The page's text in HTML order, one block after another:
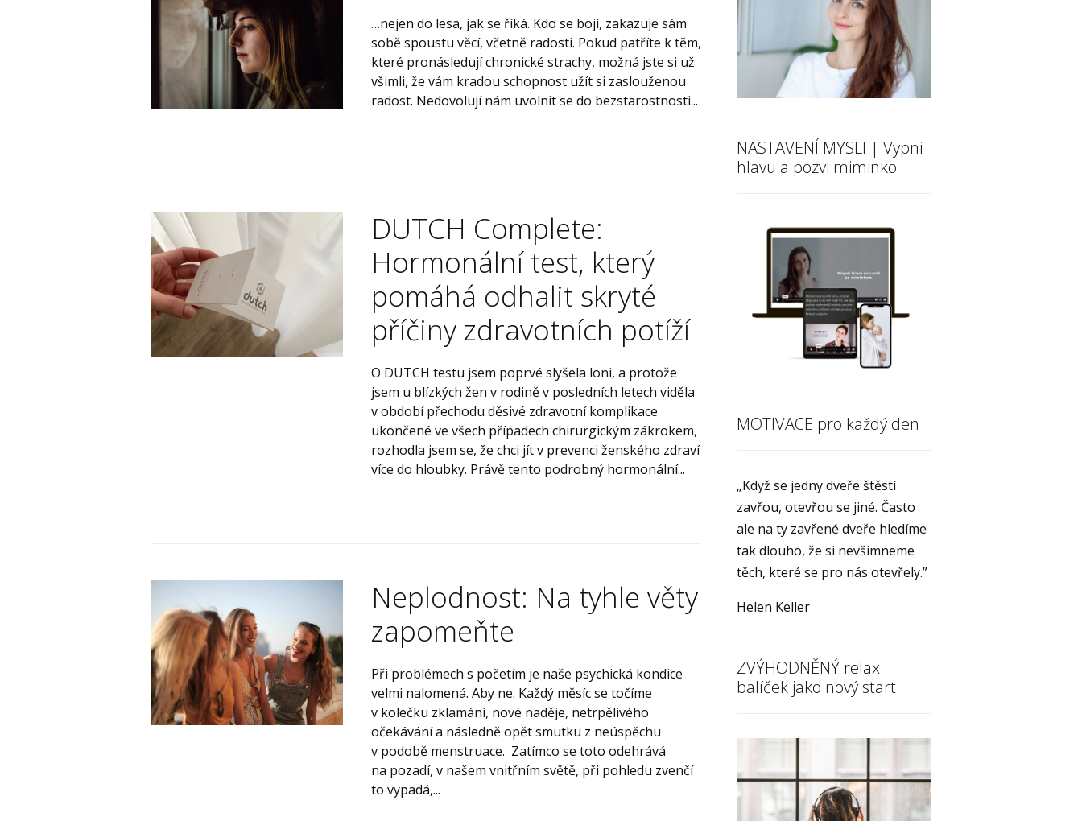
…nejen do lesa, jak se říká. Kdo se bojí, zakazuje sám
sobě spoustu věcí, včetně radosti. Pokud patříte k těm,
které pronásledují chronické strachy, možná jste si už
všimli, že vám kradou schopnost užít si zaslouženou
radost. Nedovolují nám uvolnit se do bezstarostnosti...
DUTCH Complete:
Hormonální test, který
pomáhá odhalit skryté
příčiny zdravotních potíží
O DUTCH testu jsem poprvé slyšela loni, a protože
jsem u blízkých žen v rodině v posledních letech viděla
v období přechodu děsivé zdravotní komplikace
ukončené ve všech případech chirurgickým zákrokem,
rozhodla jsem se, že chci jít v prevenci ženského zdraví
více do hloubky. Právě tento podrobný hormonální...
Neplodnost: Na tyhle věty
zapomeňte
Při problémech s početím je naše psychická kondice
velmi nalomená. Aby ne. Každý měsíc se točíme
v kolečku zklamání, nové naděje, netrpělivého
očekávání a následně opět smutku z neúspěchu
v podobě menstruace. Zatímco se toto odehrává
na pozadí, v našem vnitřním světě, při pohledu zvenčí
to vypadá,...
NASTAVENÍ MYSLI | Vypni
hlavu a pozvi miminko
MOTIVACE pro každý den
„Když se jedny dveře štěstí
zavřou, otevřou se jiné. Často
ale na ty zavřené dveře hledíme
tak dlouho, že si nevšimneme
těch, které se pro nás otevřely.”
Helen Keller
ZVÝHODNĚNÝ relax
balíček jako nový start